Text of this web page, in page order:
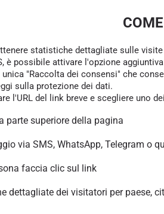
statistiche dettagliate sulle
è possibile attivare l'opzione
"Raccolta dei consensi" che
sulla protezione dei dati.
l'URL del link breve e scegliere uno
parte superiore della pagina
via SMS, WhatsApp, Telegram o
faccia clic sul link
dettagliate dei visitatori per paese,